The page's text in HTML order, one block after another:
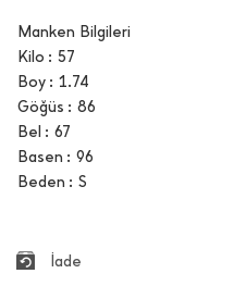
Manken Bilgileri
Kilo
57
Boy
1.74
Göğüs
86
Bel
67
Basen
96
Beden
S
İade